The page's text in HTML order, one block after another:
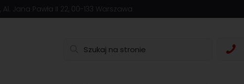
, Al. Jana Pawła II 22, 00-133 Warszawa